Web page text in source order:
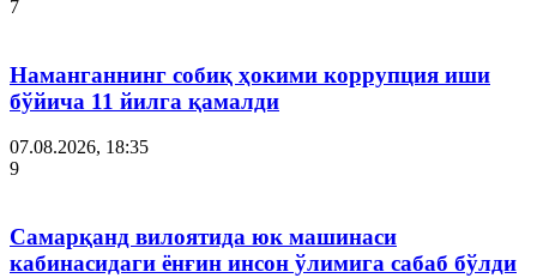
7
Наманганнинг собиқ ҳокими коррупция иши
бўйича 11 йилга қамалди
07.08.2026, 18:35
9
Самарқанд вилоятида юк машинаси
кабинасидаги ёнғин инсон ўлимига сабаб бўлди